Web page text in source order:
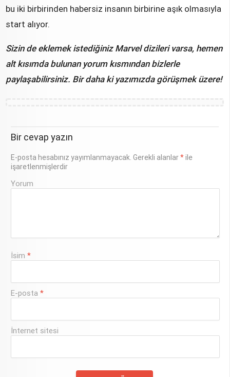
bu iki birbirinden habersiz insanın birbirine aşık olmasıyla
start alıyor.
Sizin de eklemek istediğiniz Marvel dizileri varsa, hemen
alt kısımda bulunan yorum kısmından bizlerle
paylaşabilirsiniz. Bir daha ki yazımızda görüşmek üzere!
Bir cevap yazın
E-posta hesabınız yayımlanmayacak. Gerekli alanlar*ile
işaretlenmişlerdir
Yorum
İsim*
E-posta*
İnternet sitesi